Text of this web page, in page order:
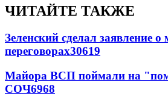
ЧИТАЙТЕ ТАКЖЕ
Зеленский сделал заявление
переговорах30619
Майора ВСП поймали на
СОЧ6968